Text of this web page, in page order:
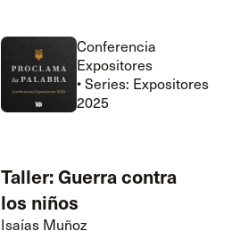
Conferencia
Expositores
• Series: Expositores
2025
Taller: Guerra contra
los niños
Isaías Muñoz